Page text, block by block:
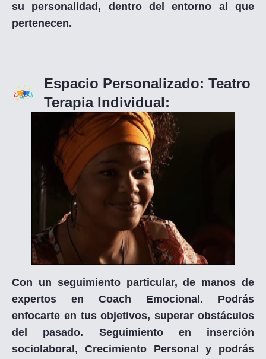
su personalidad, dentro del entorno al que
pertenecen.
Espacio Personalizado: Teatro
Terapia Individual:
Con un seguimiento particular, de manos de
expertos en Coach Emocional. Podrás
enfocarte en tus objetivos, superar obstáculos
del pasado. Seguimiento en inserción
sociolaboral, Crecimiento Personal y podrás